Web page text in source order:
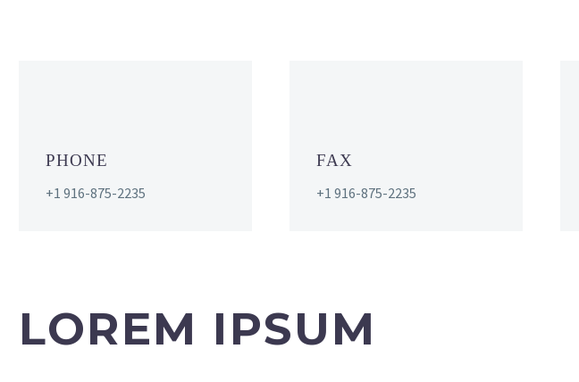
PHONE
+1 916-875-2235
FAX
+1 916-875-2235
LOREM IPSUM